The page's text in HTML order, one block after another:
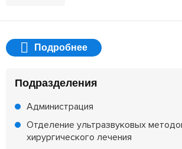
Подробнее
Подразделения
Администрация
Отделение ультразвуковых
хирургического лечения